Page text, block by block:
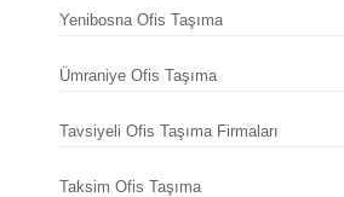
Yenibosna Ofis Taşıma
Ümraniye Ofis Taşıma
Tavsiyeli Ofis Taşıma Firmaları
Taksim Ofis Taşıma